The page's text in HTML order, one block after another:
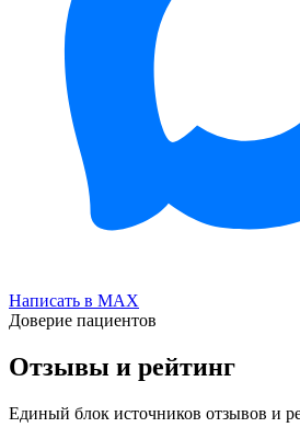
Написать в MAX
Доверие пациентов
Отзывы и рейтинг
Единый блок источников отзывов и